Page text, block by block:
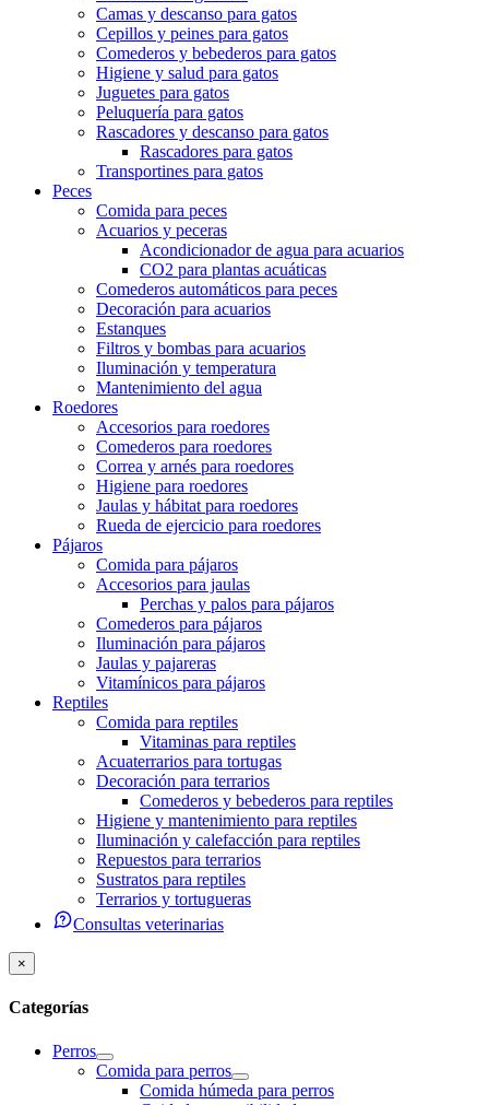
Camas y descanso para gatos
Cepillos y peines para gatos
Comederos y bebederos para gatos
Higiene y salud para gatos
Juguetes para gatos
Peluquería para gatos
Rascadores y descanso para gatos
Rascadores para gatos
Transportines para gatos
Peces
Comida para peces
Acuarios y peceras
Acondicionador de agua para acuarios
CO2 para plantas acuáticas
Comederos automáticos para peces
Decoración para acuarios
Estanques
Filtros y bombas para acuarios
Iluminación y temperatura
Mantenimiento del agua
Roedores
Accesorios para roedores
Comederos para roedores
Correa y arnés para roedores
Higiene para roedores
Jaulas y hábitat para roedores
Rueda de ejercicio para roedores
Pájaros
Comida para pájaros
Accesorios para jaulas
Perchas y palos para pájaros
Comederos para pájaros
Iluminación para pájaros
Jaulas y pajareras
Vitamínicos para pájaros
Reptiles
Comida para reptiles
Vitaminas para reptiles
Acuaterrarios para tortugas
Decoración para terrarios
Comederos y bebederos para reptiles
Higiene y mantenimiento para reptiles
Iluminación y calefacción para reptiles
Repuestos para terrarios
Sustratos para reptiles
Terrarios y tortugueras
Consultas veterinarias
×
Categorías
Perros
Comida para perros
Comida húmeda para perros